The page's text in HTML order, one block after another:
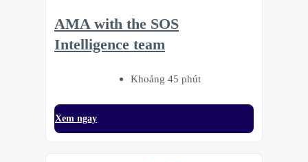
AMA with the SOS
Intelligence team
Khoảng 45 phút
Xem ngay